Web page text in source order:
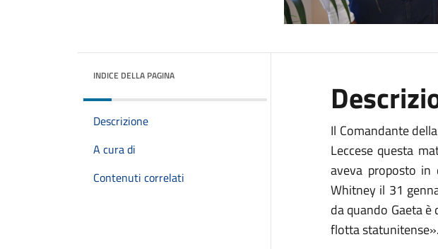
INDICE DELLA PAGINA
Descrizione
A cura di
Contenuti correlati
Il Comandante
Leccese questa
aveva proposto in
Whitney il 31
da quando Gaeta
flotta statunitense».